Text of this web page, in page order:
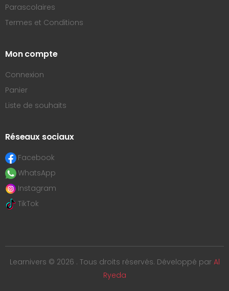
Parascolaires
Termes et Conditions
Mon compte
Connexion
Panier
Liste de souhaits
Réseaux sociaux
Facebook
WhatsApp
Instagram
TikTok
Learnivers © 2026 . Tous droits réservés. Développé par Al
Ryeda